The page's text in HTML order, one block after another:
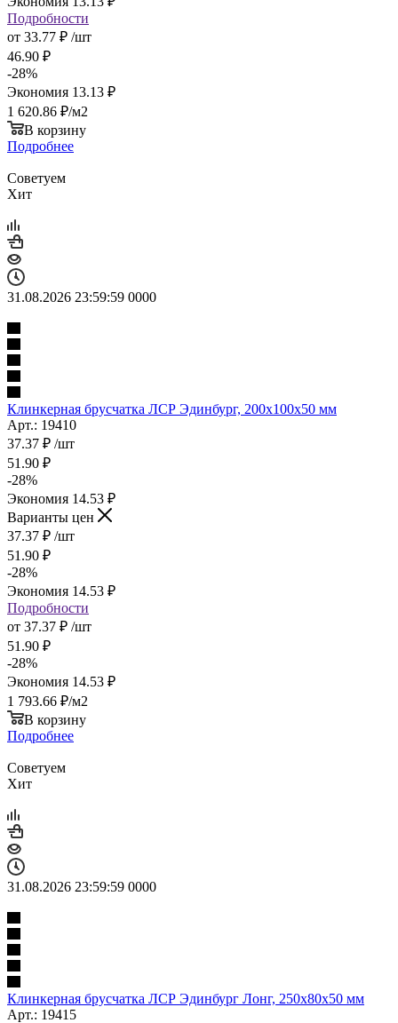
Подробности
от 33.77 ₽ /шт
46.90 ₽
-28%
Экономия 13.13 ₽
1 620.86 ₽/м2
В корзину
Подробнее
Советуем
Хит
31.08.2026 23:59:59 0000
Клинкерная брусчатка ЛСР Эдинбург, 200x100x50 мм
Арт.: 19410
37.37 ₽ /шт
51.90 ₽
-28%
Экономия 14.53 ₽
Варианты цен
37.37 ₽ /шт
51.90 ₽
-28%
Экономия 14.53 ₽
Подробности
от 37.37 ₽ /шт
51.90 ₽
-28%
Экономия 14.53 ₽
1 793.66 ₽/м2
В корзину
Подробнее
Советуем
Хит
31.08.2026 23:59:59 0000
Клинкерная брусчатка ЛСР Эдинбург Лонг, 250x80x50 мм
Арт.: 19415